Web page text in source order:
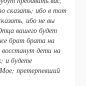
сказать; ибо в тот
ибо не вы
вашего будет
брат брата на
дети на
и будете
претерпевший